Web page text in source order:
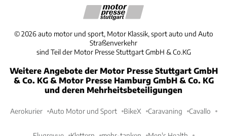
©2026 auto motor und sport, Motor Klassik, sport auto und Auto
Straßenverkehr
sind Teil der Motor Presse Stuttgart GmbH & Co.KG
Weitere Angebote der Motor Presse Stuttgart GmbH
& Co. KG & Motor Presse Hamburg GmbH & Co. KG
und deren Mehrheitsbeteiligungen
Aerokurier Auto Motor und Sport BikeX Caravaning Cavallo